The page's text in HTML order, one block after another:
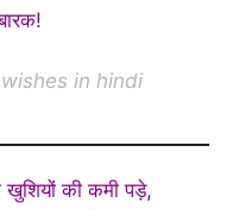
in hindi
की कमी पड़े,